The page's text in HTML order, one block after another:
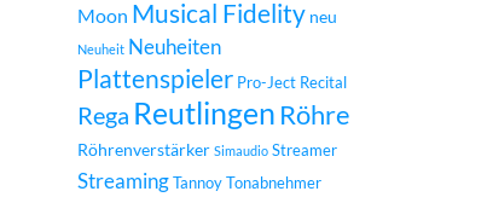
Moon Musical Fidelity neu
Neuheit Neuheiten
Plattenspieler Pro-Ject Recital
Rega Reutlingen Röhre
Röhrenverstärker Simaudio Streamer
Streaming Tannoy Tonabnehmer